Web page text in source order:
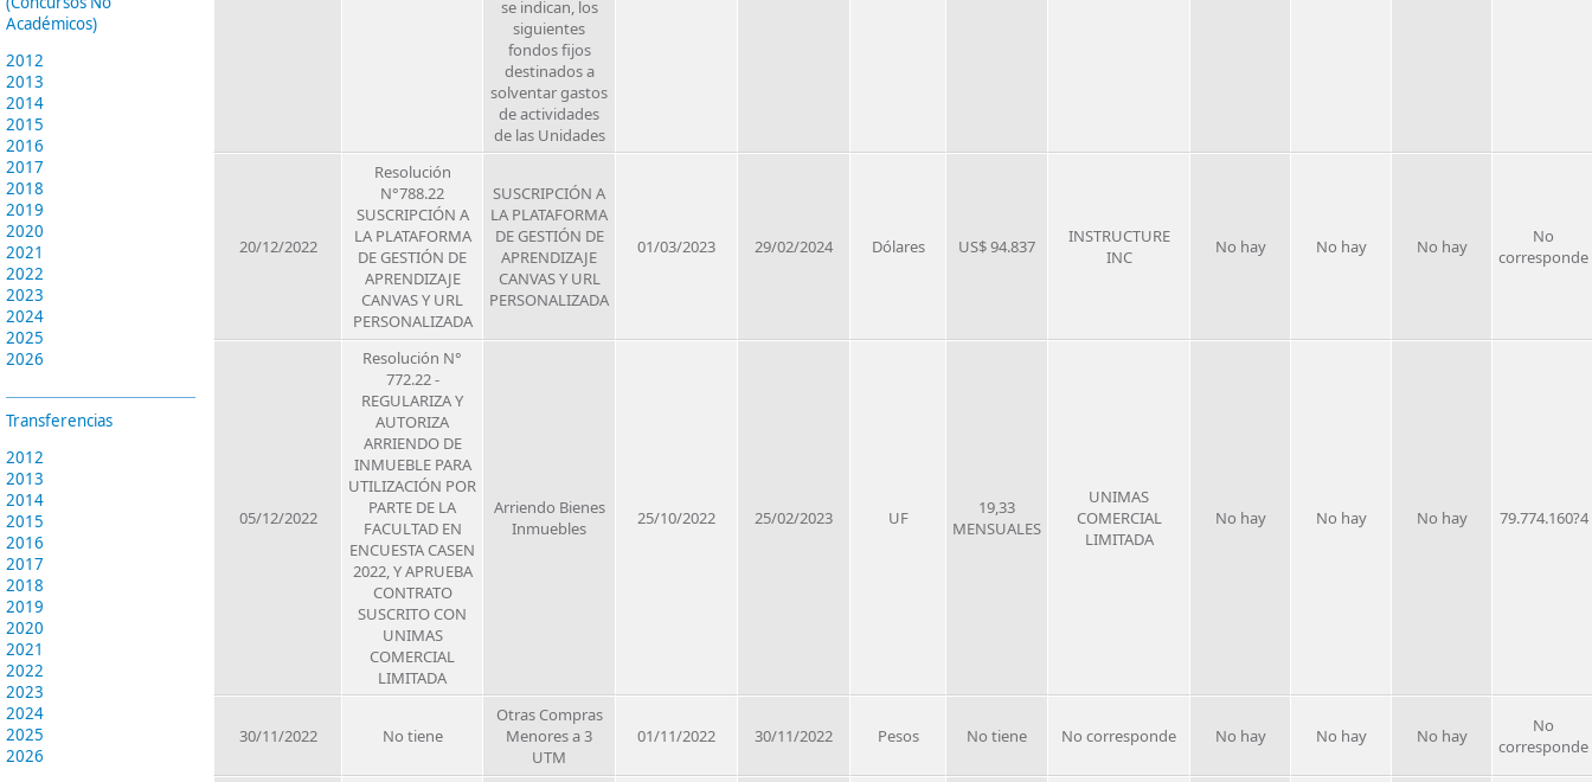
Académicos)
2012
2013
2014
2015
2016
2017
2018
2019
2020
2021
2022
2023
2024
2025
2026
Transferencias
2012
2013
2014
2015
2016
2017
2018
2019
2020
2021
2022
2023
2024
2025
2026
se indican, los
siguientes
fondos fijos
destinados a
solventar gastos
de actividades
de las Unidades
20/12/2022
Resolución
N°788.22
SUSCRIPCIÓN A
LA PLATAFORMA
DE GESTIÓN DE
APRENDIZAJE
CANVAS Y URL
PERSONALIZADA
SUSCRIPCIÓN A
LA PLATAFORMA
DE GESTIÓN DE
APRENDIZAJE
CANVAS Y URL
PERSONALIZADA
01/03/2023 29/02/2024 Dólares US$ 94.837
INSTRUCTURE
INC
No hay No hay No hay
No
corresponde
05/12/2022
Resolución N°
772.22 -
REGULARIZA Y
AUTORIZA
ARRIENDO DE
INMUEBLE PARA
UTILIZACIÓN POR
PARTE DE LA
FACULTAD EN
ENCUESTA CASEN
2022, Y APRUEBA
CONTRATO
SUSCRITO CON
UNIMAS
COMERCIAL
LIMITADA
Arriendo Bienes
Inmuebles
25/10/2022 25/02/2023 UF
19,33
MENSUALES
UNIMAS
COMERCIAL
LIMITADA
No hay No hay No hay 79.774.160?4
30/11/2022 No tiene
Otras Compras
Menores a 3
UTM
01/11/2022 30/11/2022 Pesos No tiene No corresponde No hay No hay No hay
No
corresponde